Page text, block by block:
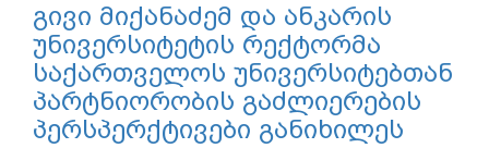
გივი მიქანაძემ და ანკარის
უნივერსიტეტის რექტორმა
საქართველოს უნივერსიტებთან
პარტნიორობის გაძლიერების
პერსპერქტივები განიხილეს